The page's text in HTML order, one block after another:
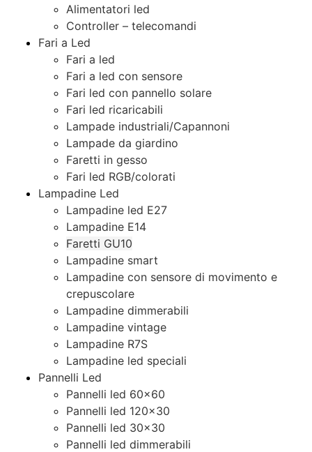
Alimentatori led
Controller – telecomandi
Fari a Led
Fari a led
Fari a led con sensore
Fari led con pannello solare
Fari led ricaricabili
Lampade industriali/Capannoni
Lampade da giardino
Faretti in gesso
Fari led RGB/colorati
Lampadine Led
Lampadine led E27
Lampadine E14
Faretti GU10
Lampadine smart
Lampadine con sensore di movimento e
crepuscolare
Lampadine dimmerabili
Lampadine vintage
Lampadine R7S
Lampadine led speciali
Pannelli Led
Pannelli led 60×60
Pannelli led 120×30
Pannelli led 30×30
Pannelli led dimmerabili